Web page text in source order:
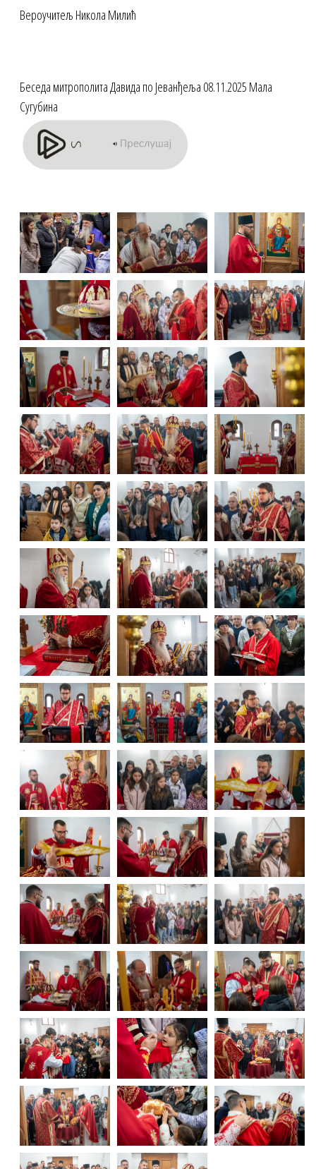
Вероучитељ Никола Милић
Беседа митрополита Давида по Јеванђеља 08.11.2025 Мала
Сугубина